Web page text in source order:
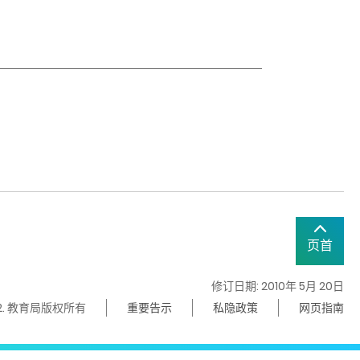
页首
修订日期: 2010年 5月 20日
教育局版权所有
重要告示 私隐政策 网页指南